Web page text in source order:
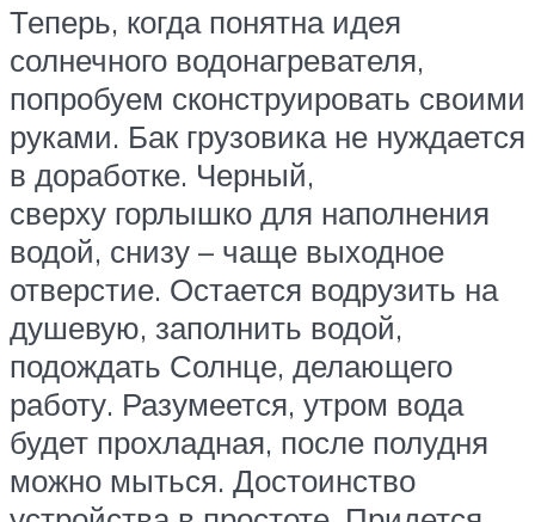
Теперь, когда понятна идея
солнечного водонагревателя,
попробуем сконструировать своими
руками. Бак грузовика не нуждается
в доработке. Черный,
сверху горлышко для наполнения
водой, снизу – чаще выходное
отверстие. Остается водрузить на
душевую, заполнить водой,
подождать Солнце, делающего
работу. Разумеется, утром вода
будет прохладная, после полудня
можно мыться. Достоинство